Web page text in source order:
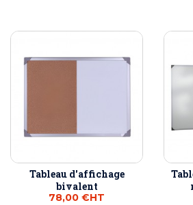
Tableau d'affichage
bivalent
78,00 €HT